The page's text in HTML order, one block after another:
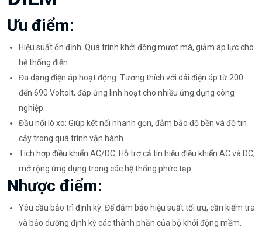
Ưu điểm:
Hiệu suất ổn định: Quá trình khởi động mượt mà, giảm áp lực cho
hệ thống điện.
Đa dạng điện áp hoạt động: Tương thích với dải điện áp từ 200
đến 690 Voltolt, đáp ứng linh hoạt cho nhiều ứng dụng công
nghiệp.
Đầu nối lò xo: Giúp kết nối nhanh gọn, đảm bảo độ bền và độ tin
cậy trong quá trình vận hành.
Tích hợp điều khiển AC/DC: Hỗ trợ cả tín hiệu điều khiển AC và DC,
mở rộng ứng dụng trong các hệ thống phức tạp.
Nhược điểm:
Yêu cầu bảo trì định kỳ: Để đảm bảo hiệu suất tối ưu, cần kiểm tra
và bảo dưỡng định kỳ các thành phần của bộ khởi động mềm.